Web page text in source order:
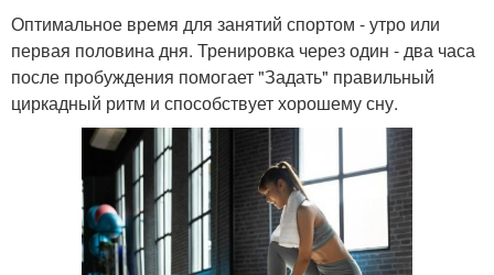
Оптимальное время для занятий спортом - утро или
первая половина дня. Тренировка через один - два часа
после пробуждения помогает "Задать" правильный
циркадный ритм и способствует хорошему сну.